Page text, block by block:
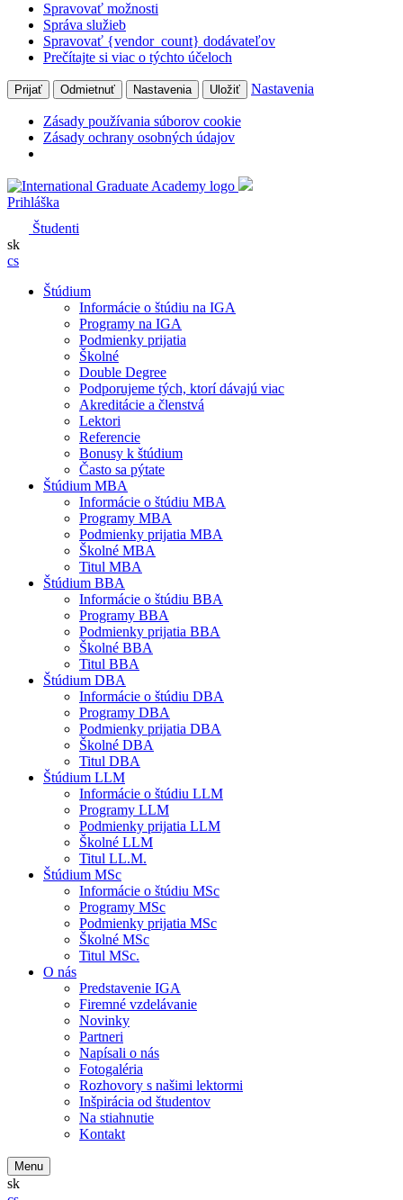
Spravovať možnosti
Správa služieb
Spravovať {vendor_count} dodávateľov
Prečítajte si viac o týchto účeloch
Prijať Odmietnuť Nastavenia Uložiť Nastavenia
Zásady používania súborov cookie
Zásady ochrany osobných údajov
Prihláška
Študenti
sk
cs
Štúdium
Informácie o štúdiu na IGA
Programy na IGA
Podmienky prijatia
Školné
Double Degree
Podporujeme tých, ktorí dávajú viac
Akreditácie a členstvá
Lektori
Referencie
Bonusy k štúdium
Často sa pýtate
Štúdium MBA
Informácie o štúdiu MBA
Programy MBA
Podmienky prijatia MBA
Školné MBA
Titul MBA
Štúdium BBA
Informácie o štúdiu BBA
Programy BBA
Podmienky prijatia BBA
Školné BBA
Titul BBA
Štúdium DBA
Informácie o štúdiu DBA
Programy DBA
Podmienky prijatia DBA
Školné DBA
Titul DBA
Štúdium LLM
Informácie o štúdiu LLM
Programy LLM
Podmienky prijatia LLM
Školné LLM
Titul LL.M.
Štúdium MSc
Informácie o štúdiu MSc
Programy MSc
Podmienky prijatia MSc
Školné MSc
Titul MSc.
O nás
Predstavenie IGA
Firemné vzdelávanie
Novinky
Partneri
Napísali o nás
Fotogaléria
Rozhovory s našimi lektormi
Inšpirácia od študentov
Na stiahnutie
Kontakt
Menu
sk